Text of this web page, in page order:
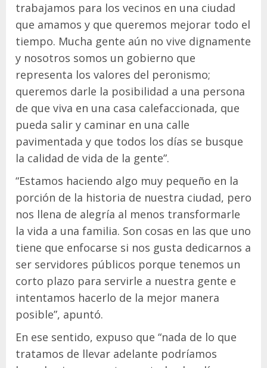
trabajamos para los vecinos en una ciudad
que amamos y que queremos mejorar todo el
tiempo. Mucha gente aún no vive dignamente
y nosotros somos un gobierno que
representa los valores del peronismo;
queremos darle la posibilidad a una persona
de que viva en una casa calefaccionada, que
pueda salir y caminar en una calle
pavimentada y que todos los días se busque
la calidad de vida de la gente”.
“Estamos haciendo algo muy pequeño en la
porción de la historia de nuestra ciudad, pero
nos llena de alegría al menos transformarle
la vida a una familia. Son cosas en las que uno
tiene que enfocarse si nos gusta dedicarnos a
ser servidores públicos porque tenemos un
corto plazo para servirle a nuestra gente e
intentamos hacerlo de la mejor manera
posible”, apuntó.
En ese sentido, expuso que “nada de lo que
tratamos de llevar adelante podríamos